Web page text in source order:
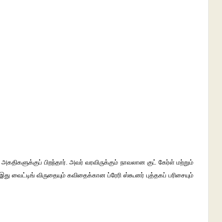
பிறந்தார். அவர் வரவிருக்கும் நாவலான குட் கேர்ள் மற்றும்
விருதையும் கவிதைக்கான ப்ரேரி ஸ்கூனர் புத்தகப் பரிசையும்